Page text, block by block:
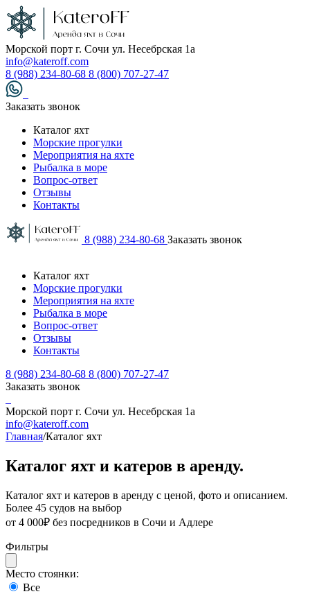
Морской порт г. Сочи ул. Несебрская 1а
info@kateroff.com
8 (988) 234-80-68 8 (800) 707-27-47
Заказать звонок
Каталог яхт
Морские прогулки
Мероприятия на яхте
Рыбалка в море
Вопрос-ответ
Отзывы
Контакты
8 (988) 234-80-68 Заказать звонок
Каталог яхт
Морские прогулки
Мероприятия на яхте
Рыбалка в море
Вопрос-ответ
Отзывы
Контакты
8 (988) 234-80-68 8 (800) 707-27-47
Заказать звонок
Морской порт г. Сочи ул. Несебрская 1а
info@kateroff.com
Главная/Каталог яхт
Каталог яхт и катеров в аренду.
Каталог яхт и катеров в аренду с ценой, фото и описанием.
Более 45 судов на выбор
от 4 000₽ без посредников в Сочи и Адлере
Фильтры
Место стоянки:
Все